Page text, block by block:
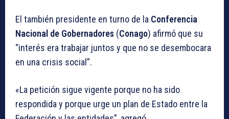
El también presidente en turno de la Conferencia
Nacional de Gobernadores (Conago) afirmó que su
“interés era trabajar juntos y que no se desembocara
en una crisis social”.
«La petición sigue vigente porque no ha sido
respondida y porque urge un plan de Estado entre la